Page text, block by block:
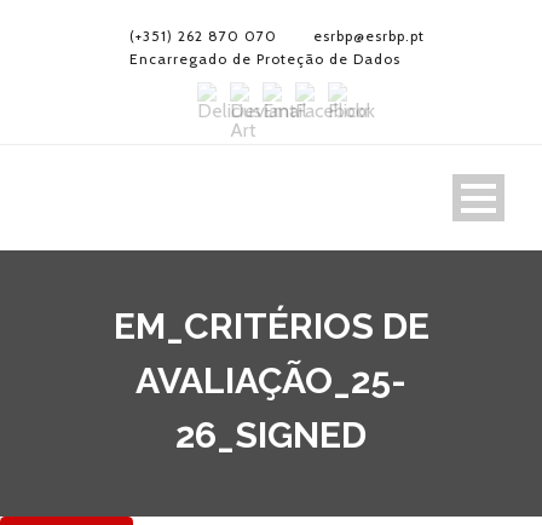
(+351) 262 870 070
esrbp@esrbp.pt
Encarregado de Proteção de Dados
EM_CRITÉRIOS DE
AVALIAÇÃO_25-
26_SIGNED